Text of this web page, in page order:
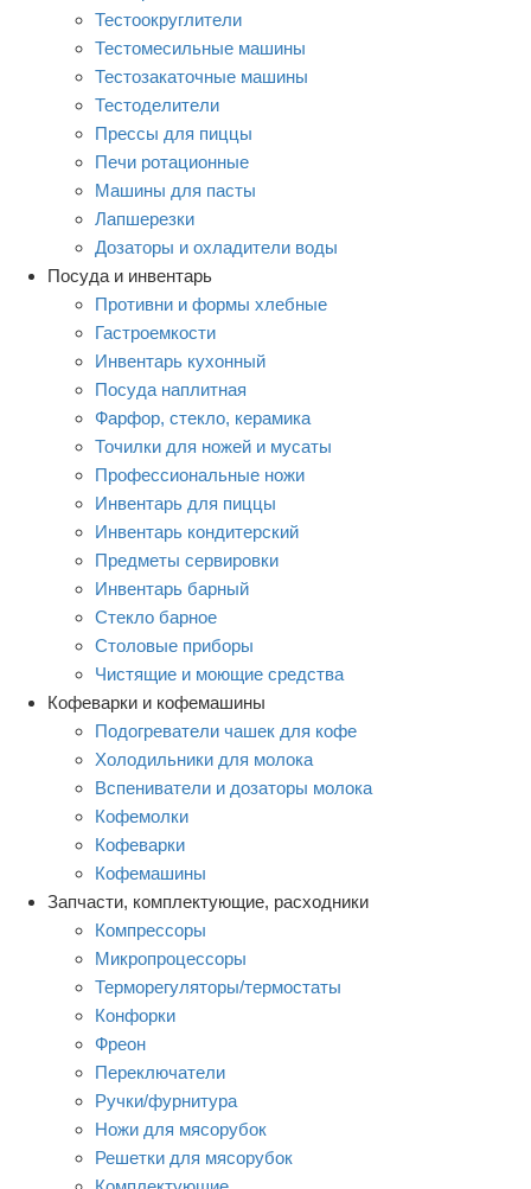
Тестоокруглители
Тестомесильные машины
Тестозакаточные машины
Тестоделители
Прессы для пиццы
Печи ротационные
Машины для пасты
Лапшерезки
Дозаторы и охладители воды
Посуда и инвентарь
Противни и формы хлебные
Гастроемкости
Инвентарь кухонный
Посуда наплитная
Фарфор, стекло, керамика
Точилки для ножей и мусаты
Профессиональные ножи
Инвентарь для пиццы
Инвентарь кондитерский
Предметы сервировки
Инвентарь барный
Стекло барное
Столовые приборы
Чистящие и моющие средства
Кофеварки и кофемашины
Подогреватели чашек для кофе
Холодильники для молока
Вспениватели и дозаторы молока
Кофемолки
Кофеварки
Кофемашины
Запчасти, комплектующие, расходники
Компрессоры
Микропроцессоры
Терморегуляторы/термостаты
Конфорки
Фреон
Переключатели
Ручки/фурнитура
Ножи для мясорубок
Решетки для мясорубок